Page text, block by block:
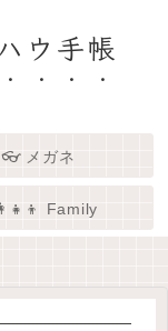
ウ手帳
👓 メガネ
Family
の奥にある「わたし
– 暮らしを育て